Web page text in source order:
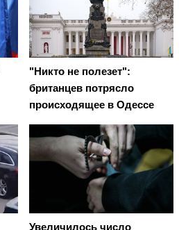
"Никто не полезет":
британцев потрясло
происходящее в Одессе
Увеличилось число